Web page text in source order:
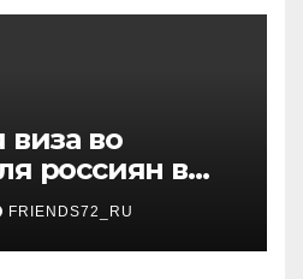
виза во
россиян в
от 3 дней
FRIENDS72_RU